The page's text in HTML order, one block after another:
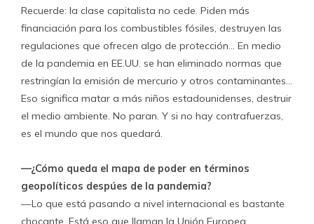
Recuerde: la clase capitalista no cede. Piden más
financiación para los combustibles fósiles, destruyen las
regulaciones que ofrecen algo de protección… En medio
de la pandemia en EE.UU. se han eliminado normas que
restringían la emisión de mercurio y otros contaminantes…
Eso significa matar a más niños estadounidenses, destruir
el medio ambiente. No paran. Y si no hay contrafuerzas,
es el mundo que nos quedará.
—¿Cómo queda el mapa de poder en términos
geopolíticos despúes de la pandemia?
—Lo que está pasando a nivel internacional es bastante
chocante. Está eso que llaman la Unión Europea.